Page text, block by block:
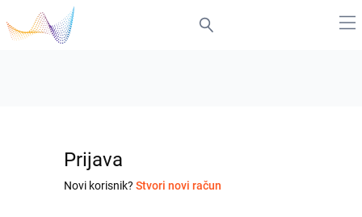
Prijava
Novi korisnik? Stvori novi račun